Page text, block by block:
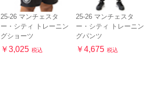
25-26 マンチェスタ
ー・シティ トレーニン
グショーツ
￥3,025 税込
25-26 マンチェスタ
ー・シティ トレーニン
グパンツ
￥4,675 税込